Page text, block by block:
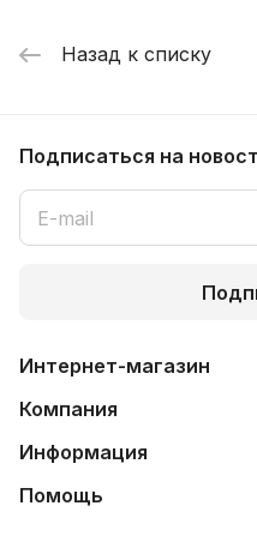
Назад к списку
Подписаться на
Интернет-магазин
Компания
Информация
Помощь